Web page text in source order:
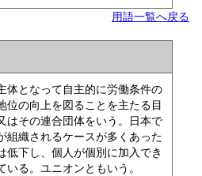
用語一覧へ戻る
体となって自主的に労働条件の
位の向上を図ることを主たる目
はその連合団体をいう。日本で
組織されるケースが多くあった
低下し、個人が個別に加入でき
る。ユニオンともいう。